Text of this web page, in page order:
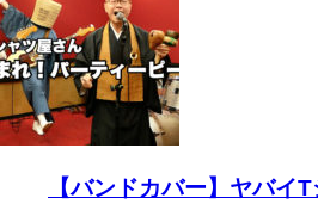
【バンドカバー】ヤバイ